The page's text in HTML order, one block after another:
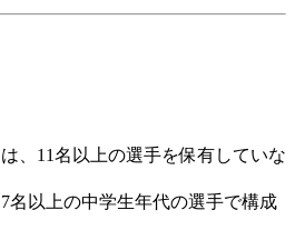
、11名以上の選手を保有していな
名以上の中学生年代の選手で構成